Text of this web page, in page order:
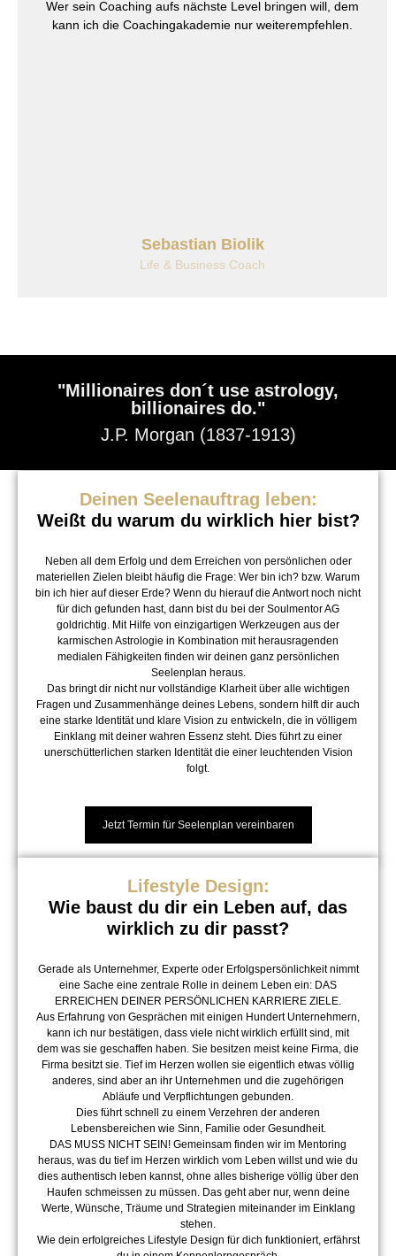
Wer sein Coaching aufs nächste Level bringen will, dem
kann ich die Coachingakademie nur weiterempfehlen.
Sebastian Biolik
Life & Business Coach
"Millionaires don´t use astrology,
billionaires do."
J.P. Morgan (1837-1913)
Deinen Seelenauftrag leben:
Weißt du warum du wirklich hier bist?
Neben all dem Erfolg und dem Erreichen von persönlichen oder
materiellen Zielen bleibt häufig die Frage: Wer bin ich? bzw. Warum
bin ich hier auf dieser Erde? Wenn du hierauf die Antwort noch nicht
für dich gefunden hast, dann bist du bei der Soulmentor AG
goldrichtig. Mit Hilfe von einzigartigen Werkzeugen aus der
karmischen Astrologie in Kombination mit herausragenden
medialen Fähigkeiten finden wir deinen ganz persönlichen
Seelenplan heraus.
Das bringt dir nicht nur vollständige Klarheit über alle wichtigen
Fragen und Zusammenhänge deines Lebens, sondern hilft dir auch
eine starke Identität und klare Vision zu entwickeln, die in völligem
Einklang mit deiner wahren Essenz steht. Dies führt zu einer
unerschütterlichen starken Identität die einer leuchtenden Vision
folgt.
Jetzt Termin für Seelenplan vereinbaren
Lifestyle Design:
Wie baust du dir ein Leben auf, das
wirklich zu dir passt?
Gerade als Unternehmer, Experte oder Erfolgspersönlichkeit nimmt
eine Sache eine zentrale Rolle in deinem Leben ein: DAS
ERREICHEN DEINER PERSÖNLICHEN KARRIERE ZIELE.
Aus Erfahrung von Gesprächen mit einigen Hundert Unternehmern,
kann ich nur bestätigen, dass viele nicht wirklich erfüllt sind, mit
dem was sie geschaffen haben. Sie besitzen meist keine Firma, die
Firma besitzt sie. Tief im Herzen wollen sie eigentlich etwas völlig
anderes, sind aber an ihr Unternehmen und die zugehörigen
Abläufe und Verpflichtungen gebunden.
Dies führt schnell zu einem Verzehren der anderen
Lebensbereichen wie Sinn, Familie oder Gesundheit.
DAS MUSS NICHT SEIN! Gemeinsam finden wir im Mentoring
heraus, was du tief im Herzen wirklich vom Leben willst und wie du
dies authentisch leben kannst, ohne alles bisherige völlig über den
Haufen schmeissen zu müssen. Das geht aber nur, wenn deine
Werte, Wünsche, Träume und Strategien miteinander im Einklang
stehen.
Wie dein erfolgreiches Lifestyle Design für dich funktioniert, erfährst